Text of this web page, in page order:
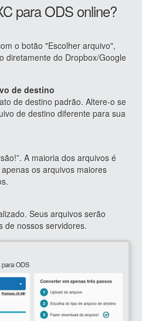
para ODS online?
o botão "Escolher arquivo",
diretamente do Dropbox/Google
de destino
de destino padrão. Altere-o se
de destino diferente para sua
A maioria dos arquivos é
os arquivos maiores
Seus arquivos serão
de nossos servidores.